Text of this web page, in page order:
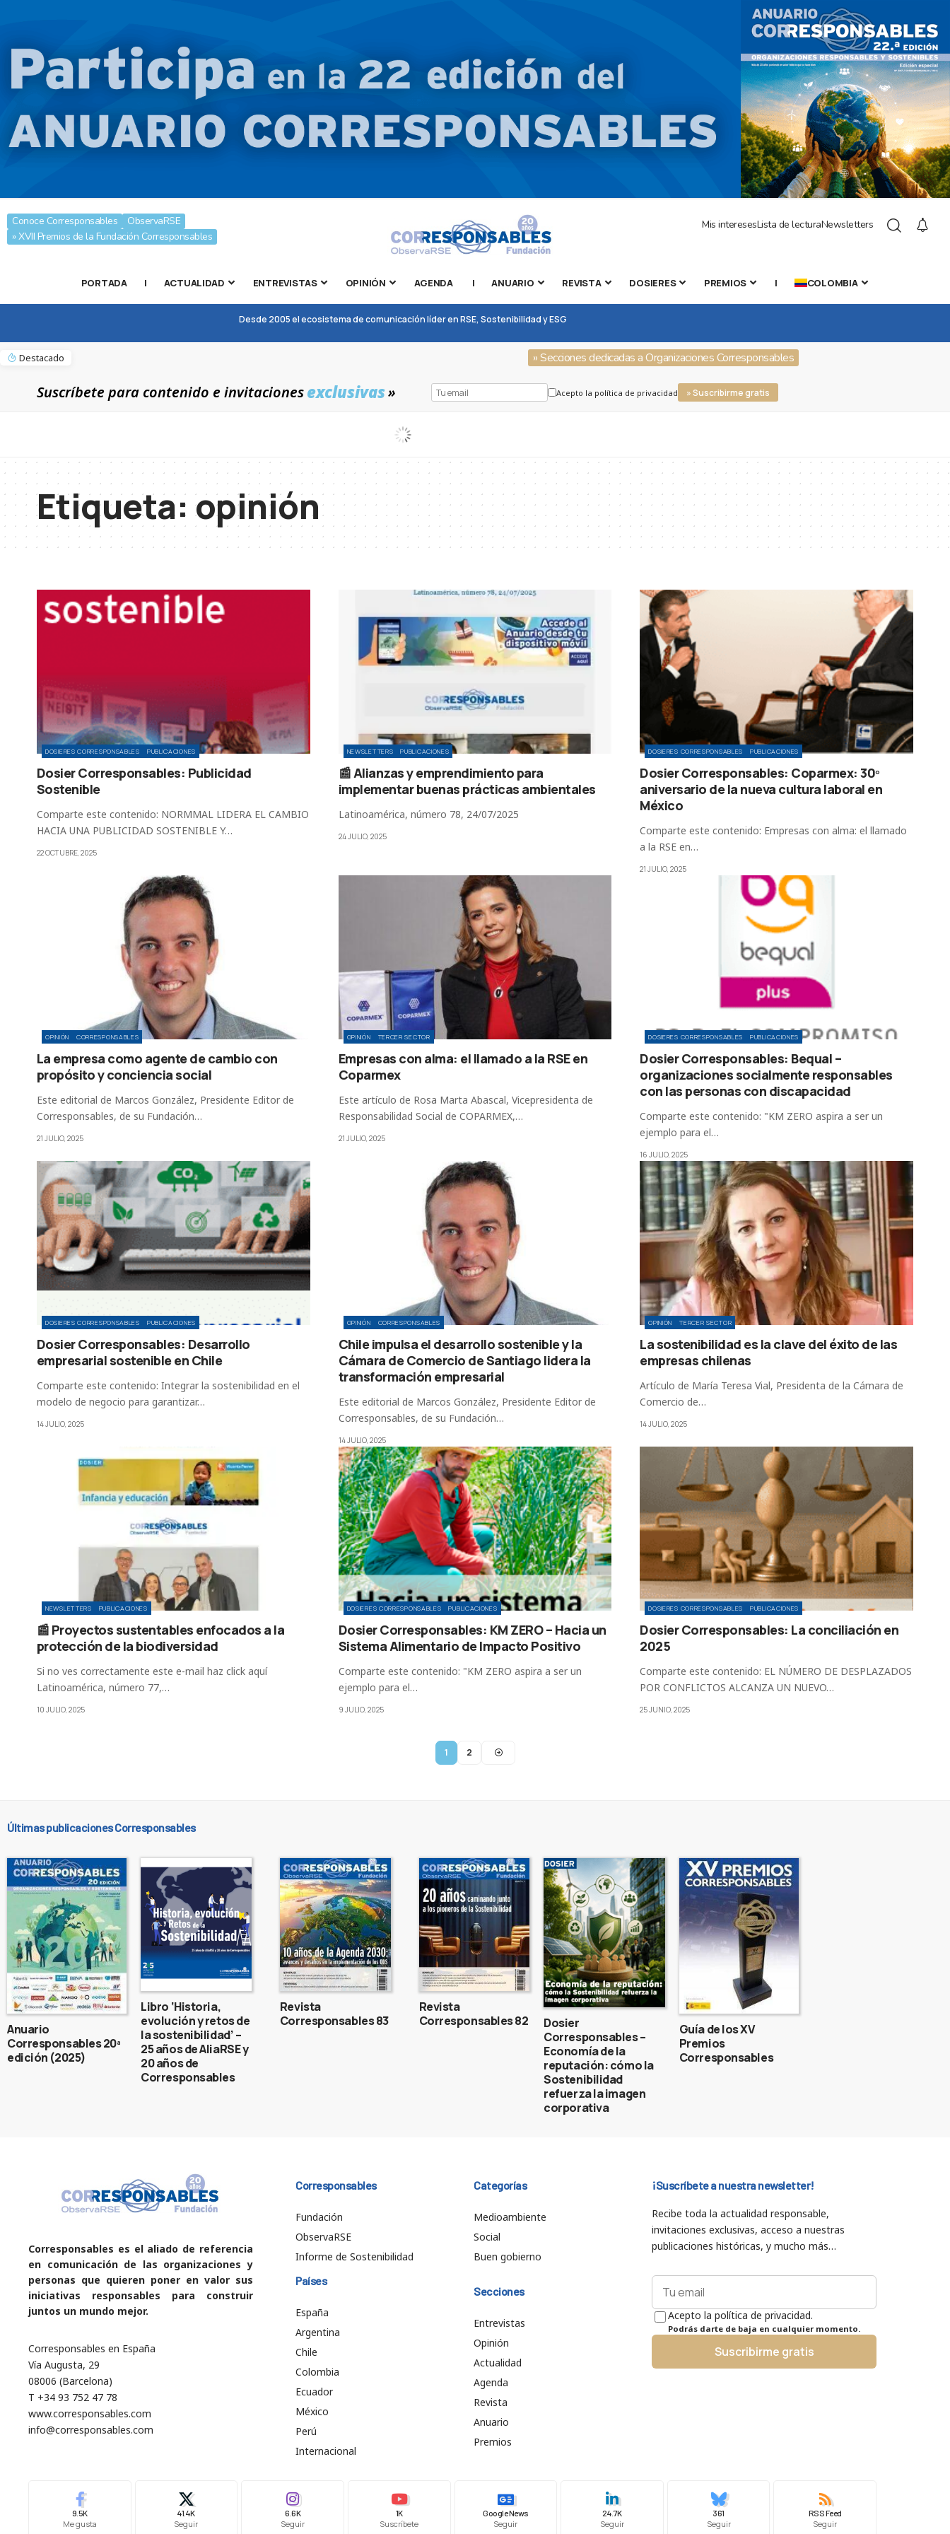
Conoce Corresponsables
ObservaRSE
» XVII Premios de la Fundación Corresponsables
Mis interesesLista de lecturaNewsletters
PORTADA | ACTUALIDAD ENTREVISTAS OPINIÓN AGENDA | ANUARIO REVISTA DOSIERES PREMIOS | COLOMBIA
Desde 2005 el ecosistema de comunicación líder en RSE, Sostenibilidad y ESG
Destacado » Secciones dedicadas a Organizaciones Corresponsables
Suscríbete para contenido e invitacionesexclusivas» Acepto la política de privacidad » Suscribirme gratis
Etiqueta: opinión
DOSIERES CORRESPONSABLES PUBLICACIONES
Dosier Corresponsables: Publicidad
Sostenible
Comparte este contenido: NORMMAL LIDERA EL CAMBIO
HACIA UNA PUBLICIDAD SOSTENIBLE Y…
22 OCTUBRE, 2025
NEWSLETTERS PUBLICACIONES
📰 Alianzas y emprendimiento para
implementar buenas prácticas ambientales
Latinoamérica, número 78, 24/07/2025
24 JULIO, 2025
DOSIERES CORRESPONSABLES PUBLICACIONES
Dosier Corresponsables: Coparmex: 30º
aniversario de la nueva cultura laboral en
México
Comparte este contenido: Empresas con alma: el llamado
a la RSE en…
21 JULIO, 2025
OPINIÓN CORRESPONSABLES
La empresa como agente de cambio con
propósito y conciencia social
Este editorial de Marcos González, Presidente Editor de
Corresponsables, de su Fundación…
21 JULIO, 2025
OPINIÓN TERCER SECTOR
Empresas con alma: el llamado a la RSE en
Coparmex
Este artículo de Rosa Marta Abascal, Vicepresidenta de
Responsabilidad Social de COPARMEX,…
21 JULIO, 2025
DOSIERES CORRESPONSABLES PUBLICACIONES
Dosier Corresponsables: Bequal –
organizaciones socialmente responsables
con las personas con discapacidad
Comparte este contenido: "KM ZERO aspira a ser un
ejemplo para el…
16 JULIO, 2025
DOSIERES CORRESPONSABLES PUBLICACIONES
Dosier Corresponsables: Desarrollo
empresarial sostenible en Chile
Comparte este contenido: Integrar la sostenibilidad en el
modelo de negocio para garantizar…
14 JULIO, 2025
OPINIÓN CORRESPONSABLES
Chile impulsa el desarrollo sostenible y la
Cámara de Comercio de Santiago lidera la
transformación empresarial
Este editorial de Marcos González, Presidente Editor de
Corresponsables, de su Fundación…
14 JULIO, 2025
OPINIÓN TERCER SECTOR
La sostenibilidad es la clave del éxito de las
empresas chilenas
Artículo de María Teresa Vial, Presidenta de la Cámara de
Comercio de…
14 JULIO, 2025
NEWSLETTERS PUBLICACIONES
📰 Proyectos sustentables enfocados a la
protección de la biodiversidad
Si no ves correctamente este e-mail haz click aquí
Latinoamérica, número 77,…
10 JULIO, 2025
DOSIERES CORRESPONSABLES PUBLICACIONES
Dosier Corresponsables: KM ZERO – Hacia un
Sistema Alimentario de Impacto Positivo
Comparte este contenido: "KM ZERO aspira a ser un
ejemplo para el…
9 JULIO, 2025
DOSIERES CORRESPONSABLES PUBLICACIONES
Dosier Corresponsables: La conciliación en
2025
Comparte este contenido: EL NÚMERO DE DESPLAZADOS
POR CONFLICTOS ALCANZA UN NUEVO…
25 JUNIO, 2025
1 2
Últimas publicaciones Corresponsables
Anuario
Corresponsables 20ª
edición (2025)
Libro ‘Historia,
evolución y retos de
la sostenibilidad’ –
25 años de AliaRSE y
20 años de
Corresponsables
Revista
Corresponsables 83
Revista
Corresponsables 82
Dosier
Corresponsables –
Economía de la
reputación: cómo la
Sostenibilidad
refuerza la imagen
corporativa
Guía de los XV
Premios
Corresponsables
Corresponsables es el aliado de referencia
en comunicación de las organizaciones y
personas que quieren poner en valor sus
iniciativas responsables para construir
juntos un mundo mejor.
Corresponsables en España
Vía Augusta, 29
08006 (Barcelona)
T +34 93 752 47 78
www.corresponsables.com
info@corresponsables.com
Corresponsables
Fundación
ObservaRSE
Informe de Sostenibilidad
Países
España
Argentina
Chile
Colombia
Ecuador
México
Perú
Internacional
Categorías
Medioambiente
Social
Buen gobierno
Secciones
Entrevistas
Opinión
Actualidad
Agenda
Revista
Anuario
Premios
¡Suscríbete a nuestra newsletter!
Recibe toda la actualidad responsable,
invitaciones exclusivas, acceso a nuestras
publicaciones históricas, y mucho más…
Acepto la política de privacidad.
Podrás darte de baja en cualquier momento.
Suscribirme gratis
9.5K
Me gusta
41.4K
Seguir
6.6K
Seguir
1K
Suscríbete
Google News
Seguir
24.7K
Seguir
361
Seguir
RSS Feed
Seguir